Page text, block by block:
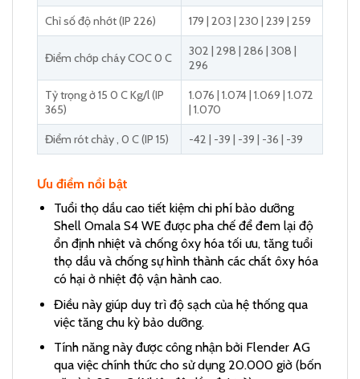
Chỉ số độ nhớt (IP 226) 179 | 203 | 230 | 239 | 259
Điểm chớp cháy COC 0 C
302 | 298 | 286 | 308 |
296
Tỷ trọng ở 15 0 C Kg/l (IP
365)
1.076 | 1.074 | 1.069 | 1.072
| 1.070
Điểm rót chảy , 0 C (IP 15) -42 | -39 | -39 | -36 | -39
Ưu điểm nổi bật
Tuổi thọ dầu cao tiết kiệm chi phí bảo dưỡng
Shell Omala S4 WE được pha chế để đem lại độ
ổn định nhiệt và chống ôxy hóa tối ưu, tăng tuổi
thọ dầu và chống sự hình thành các chất ôxy hóa
có hại ở nhiệt độ vận hành cao.
Điều này giúp duy trì độ sạch của hệ thống qua
việc tăng chu kỳ bảo dưỡng.
Tính năng này được công nhận bởi Flender AG
qua việc chính thức cho sử dụng 20.000 giờ (bốn